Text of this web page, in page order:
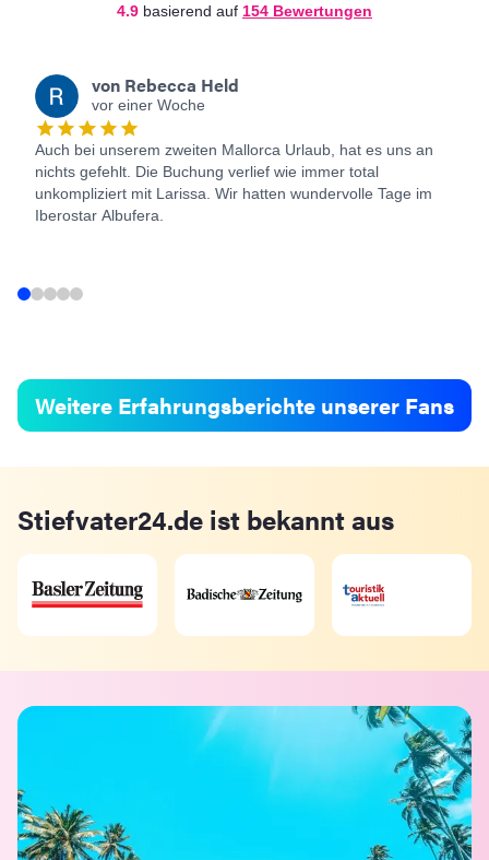
4.9 basierend auf 154 Bewertungen
von Rebecca Held
vor einer Woche
Auch bei unserem zweiten Mallorca Urlaub, hat es uns an
nichts gefehlt. Die Buchung verlief wie immer total
unkompliziert mit Larissa. Wir hatten wundervolle Tage im
Iberostar Albufera.
Weitere Erfahrungsberichte unserer Fans
Stiefvater24.de ist bekannt aus